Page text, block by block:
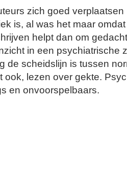
zich goed
is, al was het maar
helpt dan om
in een psychiatrische
de scheidslijn is tussen
ook, lezen over gekte.
en onvoorspelbaars.